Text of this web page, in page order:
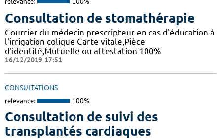
Consultation de stomathérapie
Courrier du médecin prescripteur en cas d'éducation à
l'irrigation colique Carte vitale,Pièce
d'identité,Mutuelle ou attestation 100%
16/12/2019 17:51
CONSULTATIONS
relevance: 100%
Consultation de suivi des
transplantés cardiaques